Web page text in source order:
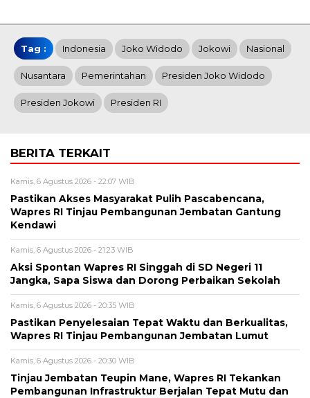
Tag : Indonesia Joko Widodo Jokowi Nasional
Nusantara Pemerintahan Presiden Joko Widodo
Presiden Jokowi Presiden RI
BERITA TERKAIT
Kamis, 6 Agustus 2026 - 22:07 WIB
Pastikan Akses Masyarakat Pulih Pascabencana,
Wapres RI Tinjau Pembangunan Jembatan Gantung
Kendawi
Kamis, 6 Agustus 2026 - 21:23 WIB
Aksi Spontan Wapres RI Singgah di SD Negeri 11
Jangka, Sapa Siswa dan Dorong Perbaikan Sekolah
Kamis, 6 Agustus 2026 - 20:35 WIB
Pastikan Penyelesaian Tepat Waktu dan Berkualitas,
Wapres RI Tinjau Pembangunan Jembatan Lumut
Kamis, 6 Agustus 2026 - 20:30 WIB
Tinjau Jembatan Teupin Mane, Wapres RI Tekankan
Pembangunan Infrastruktur Berjalan Tepat Mutu dan